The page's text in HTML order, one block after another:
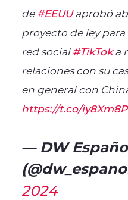
de#EEUUaprobó
proyecto de ley
red social#TikToka
relaciones con su
en general con
https://t.co/
— DW
2024